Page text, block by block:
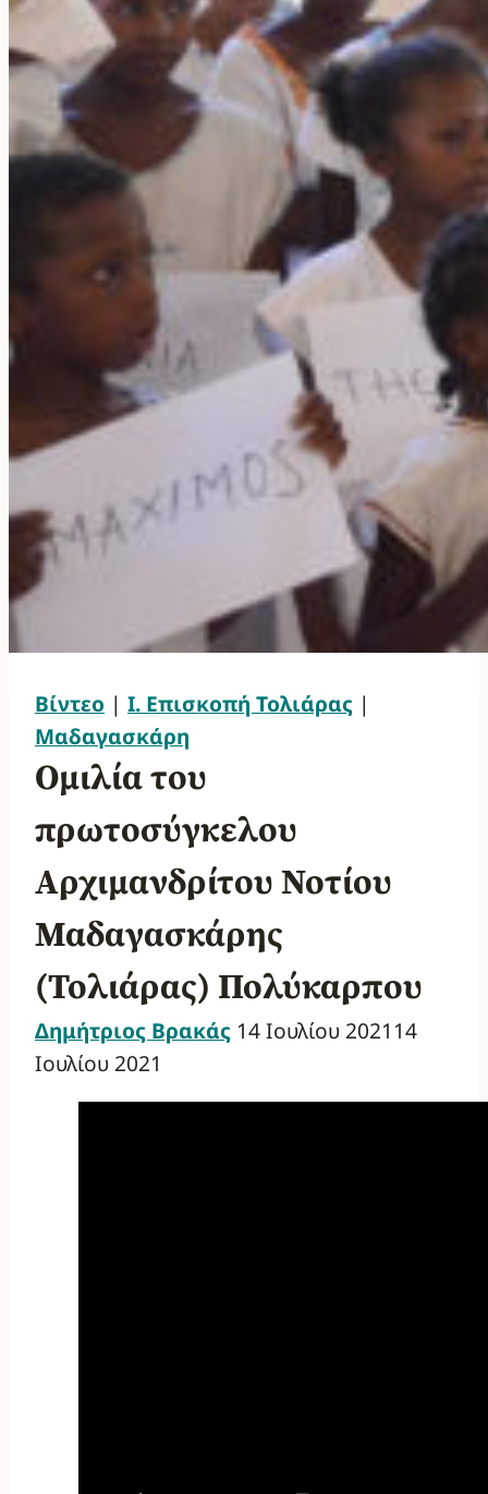
Βίντεο | Ι. Επισκοπή Τολιάρας |
Μαδαγασκάρη
Ομιλία του
πρωτοσύγκελου
Αρχιμανδρίτου Νοτίου
Μαδαγασκάρης
(Τολιάρας) Πολύκαρπου
Δημήτριος Βρακάς 14 Ιουλίου 2021 14
Ιουλίου 2021